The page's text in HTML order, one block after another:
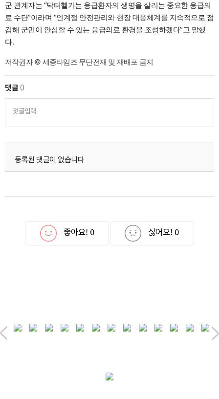
군 관계자는 “닥터헬기는 응급환자의 생명을 살리는 중요한 응급의
료 수단”이라며 “인계점 안전관리와 현장 대응체계를 지속적으로 점
검해 군민이 안심할 수 있는 응급의료 환경을 조성하겠다”고 말했
다.
저작권자 © 세종타임즈 무단전재 및 재배포 금지
댓글0
댓글입력
등록된 댓글이 없습니다
좋아요! 0 싫어요! 0